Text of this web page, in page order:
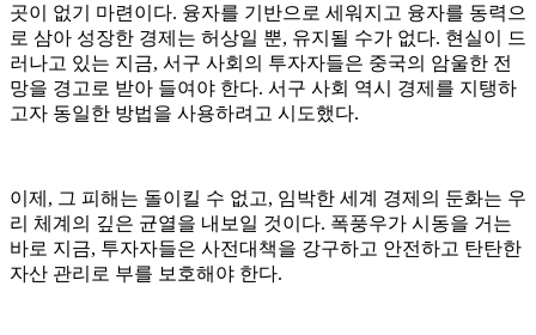
곳이 없기 마련이다. 융자를 기반으로 세워지고 융자를 동력으
로 삼아 성장한 경제는 허상일 뿐, 유지될 수가 없다. 현실이 드
러나고 있는 지금, 서구 사회의 투자자들은 중국의 암울한 전
망을 경고로 받아 들여야 한다. 서구 사회 역시 경제를 지탱하
고자 동일한 방법을 사용하려고 시도했다.
이제, 그 피해는 돌이킬 수 없고, 임박한 세계 경제의 둔화는 우
리 체계의 깊은 균열을 내보일 것이다. 폭풍우가 시동을 거는
바로 지금, 투자자들은 사전대책을 강구하고 안전하고 탄탄한
자산 관리로 부를 보호해야 한다.